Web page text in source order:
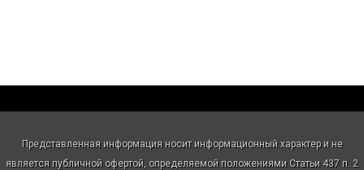
Представленная информация носит информационный характер и не
является публичной офертой, определяемой положениями Статьи 437 п. 2